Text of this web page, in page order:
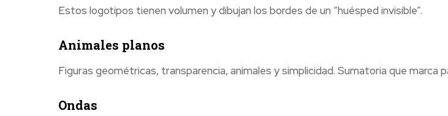
Estos logotipos tienen volumen y dibujan los bordes de un “huésped invisible”.
Animales planos
Figuras geométricas, transparencia, animales y simplicidad. Sumatoria que marca
Ondas